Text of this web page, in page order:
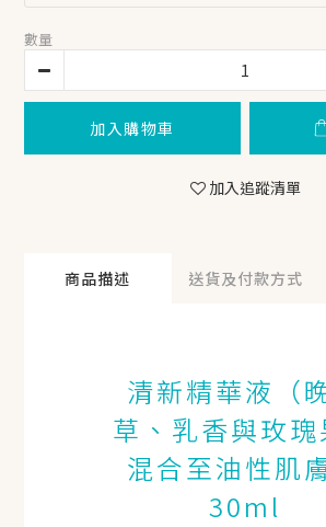
數量
加入購物車
加入追蹤清單
商品描述 送貨及付款方式
清新精華液（
草、乳香與玫瑰
混合至油性肌膚
30ml